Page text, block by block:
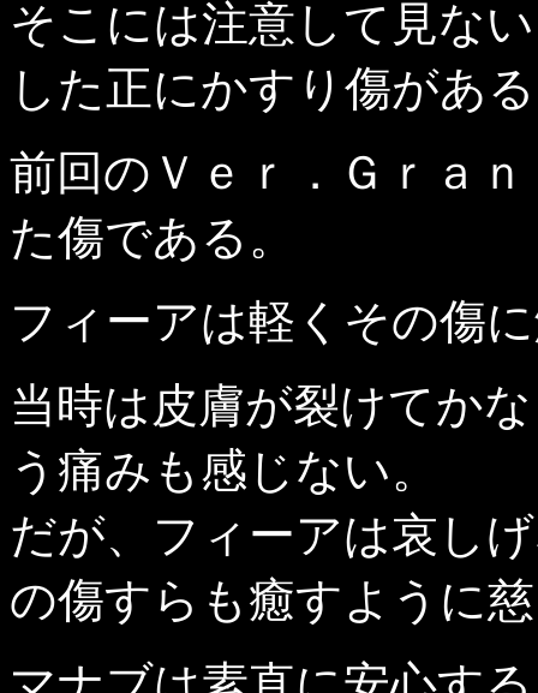
そこには注意して見な
した正にかすり傷があ
前回のＶｅｒ．Ｇｒａ
た傷である。
フィーアは軽くその傷
当時は皮膚が裂けてか
う痛みも感じない。
だが、フィーアは哀し
の傷すらも癒すように